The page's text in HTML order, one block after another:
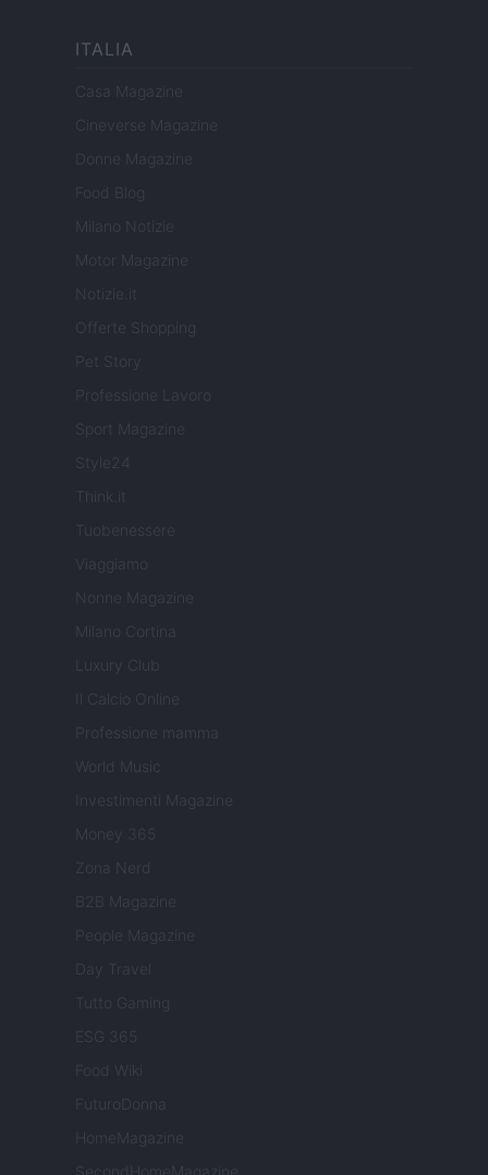
ITALIA
Casa Magazine
Cineverse Magazine
Donne Magazine
Food Blog
Milano Notizie
Motor Magazine
Notizie.it
Offerte Shopping
Professione Lavoro
Sport Magazine
Style24
Think.it
Tuobenessere
Viaggiamo
Nonne Magazine
Milano Cortina
Luxury Club
Il Calcio Online
Professione mamma
World Music
Investimenti Magazine
Money 365
Zona Nerd
B2B Magazine
People Magazine
Day Travel
Tutto Gaming
ESG 365
Food Wiki
FuturoDonna
HomeMagazine
SecondHomeMagazine